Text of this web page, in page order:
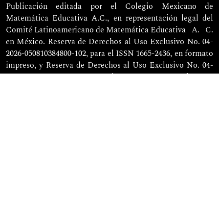
Publicación editada por el Colegio Mexicano de
Matemática Educativa A.C., en representación legal del
Comité Latinoamericano de Matemática Educativa A. C.
en México. Reserva de Derechos al Uso Exclusivo No. 04-
2026-050810384800-102, para el ISSN 1665-2436, en formato
impreso, y Reserva de Derechos al Uso Exclusivo No. 04-
2026-060911292800-203, para el ISSN 2007-6819, en formato